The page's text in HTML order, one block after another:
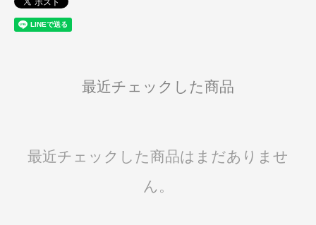
最近チェックした商品
最近チェックした商品はまだありませ
ん。